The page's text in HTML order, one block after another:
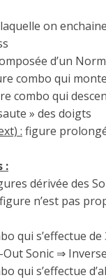
on
d’un
combo qui
combo qui
» des doigts
: figure
:
dérivée des
n’est pas
qui s’effectue
Sonic ⇒
qui s’effectue